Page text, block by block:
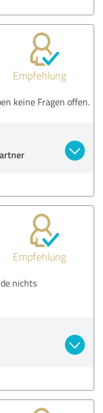
Empfehlung
keine Fragen offen.
Empfehlung
nichts